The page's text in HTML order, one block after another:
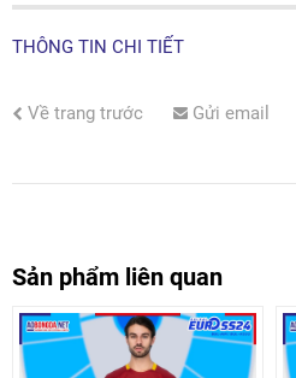
THÔNG TIN CHI TIẾT
Về trang trước Gửi email
Sản phẩm liên quan